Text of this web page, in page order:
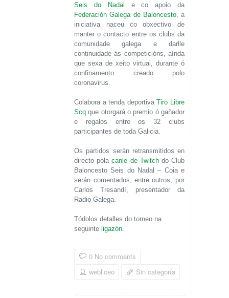
Seis do Nadal
e co apoio da
Federación Galega de Baloncesto, a
iniciativa naceu co obxectivo de
manter o contacto entre os clubs da
comunidade galega e darlle
continuidade ás competicións, aínda
que sexa de xeito virtual, durante ó
confinamento creado polo
coronavirus.
Colabora a tenda deportivaTiro Libre
Scq que otorgará o premio ó gañador
e regalos entre os 32 clubs
participantes de toda Galicia.
Os partidos serán retransmitidos en
directo polacanle de Twitchdo Club
Baloncesto Seis do Nadal – Coia e
serán comentados, entre outros, por
Carlos Tresandí, presentador da
Radio Galega.
Tódolos detalles do torneo na
seguinte ligazón
0 No comments
webliceo
Sin categoría